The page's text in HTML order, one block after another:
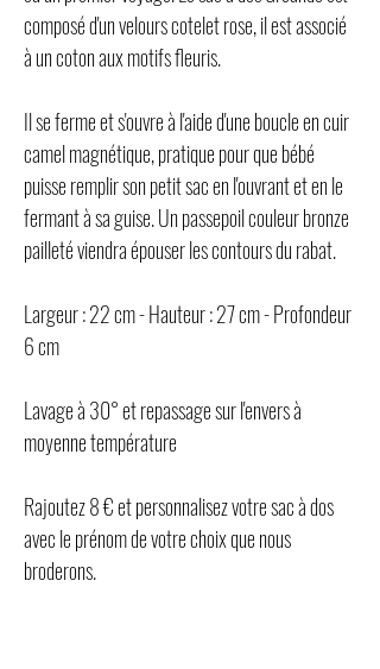
composé d'un velours cotelet rose, il est associé
à un coton aux motifs fleuris.
Il se ferme et s'ouvre à l'aide d'une boucle en cuir
camel magnétique, pratique pour que bébé
puisse remplir son petit sac en l'ouvrant et en le
fermant à sa guise. Un passepoil couleur bronze
pailleté viendra épouser les contours du rabat.
Largeur : 22 cm - Hauteur : 27 cm - Profondeur
6 cm
Lavage à 30° et repassage sur l'envers à
moyenne température
Rajoutez 8 € et personnalisez votre sac à dos
avec le prénom de votre choix que nous
broderons.